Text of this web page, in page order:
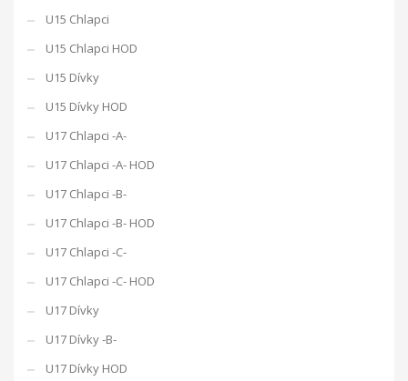
U15 Chlapci
U15 Chlapci HOD
U15 Dívky
U15 Dívky HOD
U17 Chlapci -A-
U17 Chlapci -A- HOD
U17 Chlapci -B-
U17 Chlapci -B- HOD
U17 Chlapci -C-
U17 Chlapci -C- HOD
U17 Dívky
U17 Dívky -B-
U17 Dívky HOD